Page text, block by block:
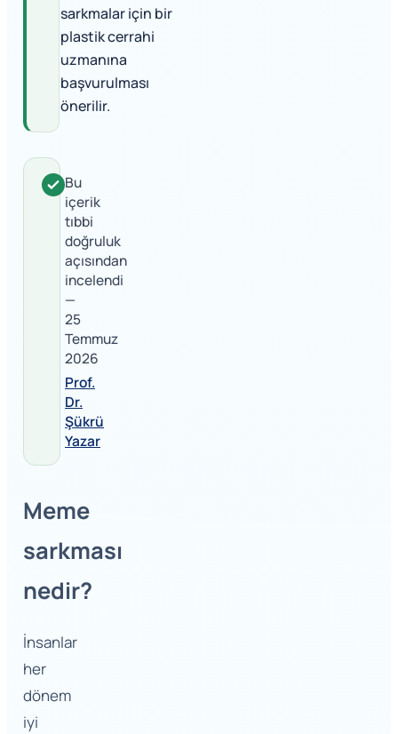
sarkmalar için bir
plastik cerrahi
uzmanına
başvurulması
önerilir.
Bu
içerik
tıbbi
doğruluk
açısından
incelendi
—
25
Temmuz
2026
Prof.
Dr.
Şükrü
Yazar
Meme
sarkması
nedir?
İnsanlar
her
dönem
iyi